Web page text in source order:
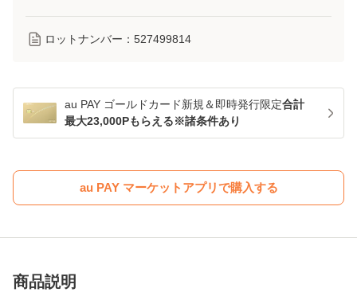
ロットナンバー： 527499814
au PAY ゴールドカード新規＆即時発行限定合計
最大23,000Pもらえる※諸条件あり
au PAY マーケットアプリで購入する
商品説明